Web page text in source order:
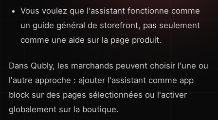
Vous voulez que l'assistant fonctionne comme
un guide général de storefront, pas seulement
comme une aide sur la page produit.
Dans Qubly, les marchands peuvent choisir l'une ou
l'autre approche : ajouter l'assistant comme app
block sur des pages sélectionnées ou l'activer
globalement sur la boutique.